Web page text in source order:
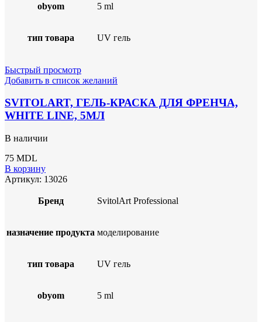
obyom 5 ml
тип товара UV гель
Быстрый просмотр
Добавить в список желаний
SVITOLART, ГЕЛЬ-КРАСКА ДЛЯ ФРЕНЧА,
WHITE LINE, 5МЛ
В наличии
75 MDL
В корзину
Артикул: 13026
Бренд SvitolArt Professional
назначение продукта моделирование
тип товара UV гель
obyom 5 ml